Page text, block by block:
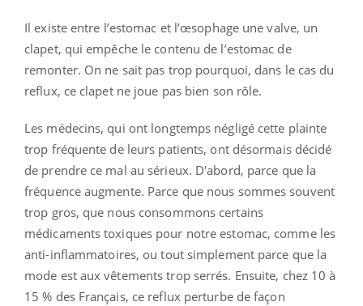
Il existe entre l’estomac et l’œsophage une valve, un
clapet, qui empêche le contenu de l’estomac de
remonter. On ne sait pas trop pourquoi, dans le cas du
reflux, ce clapet ne joue pas bien son rôle.
Les médecins, qui ont longtemps négligé cette plainte
trop fréquente de leurs patients, ont désormais décidé
de prendre ce mal au sérieux. D'abord, parce que la
fréquence augmente. Parce que nous sommes souvent
trop gros, que nous consommons certains
médicaments toxiques pour notre estomac, comme les
anti-inflammatoires, ou tout simplement parce que la
mode est aux vêtements trop serrés. Ensuite, chez 10 à
15 % des Français, ce reflux perturbe de façon